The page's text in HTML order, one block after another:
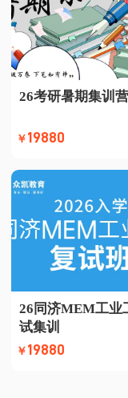
26考研暑期集训营
￥ 19880
26同济MEM工业
试集训
￥ 19880